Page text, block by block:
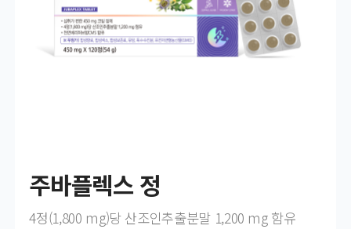
주바플렉스 정
4정(1,800 mg)당 산조인추출분말 1,200 mg 함유